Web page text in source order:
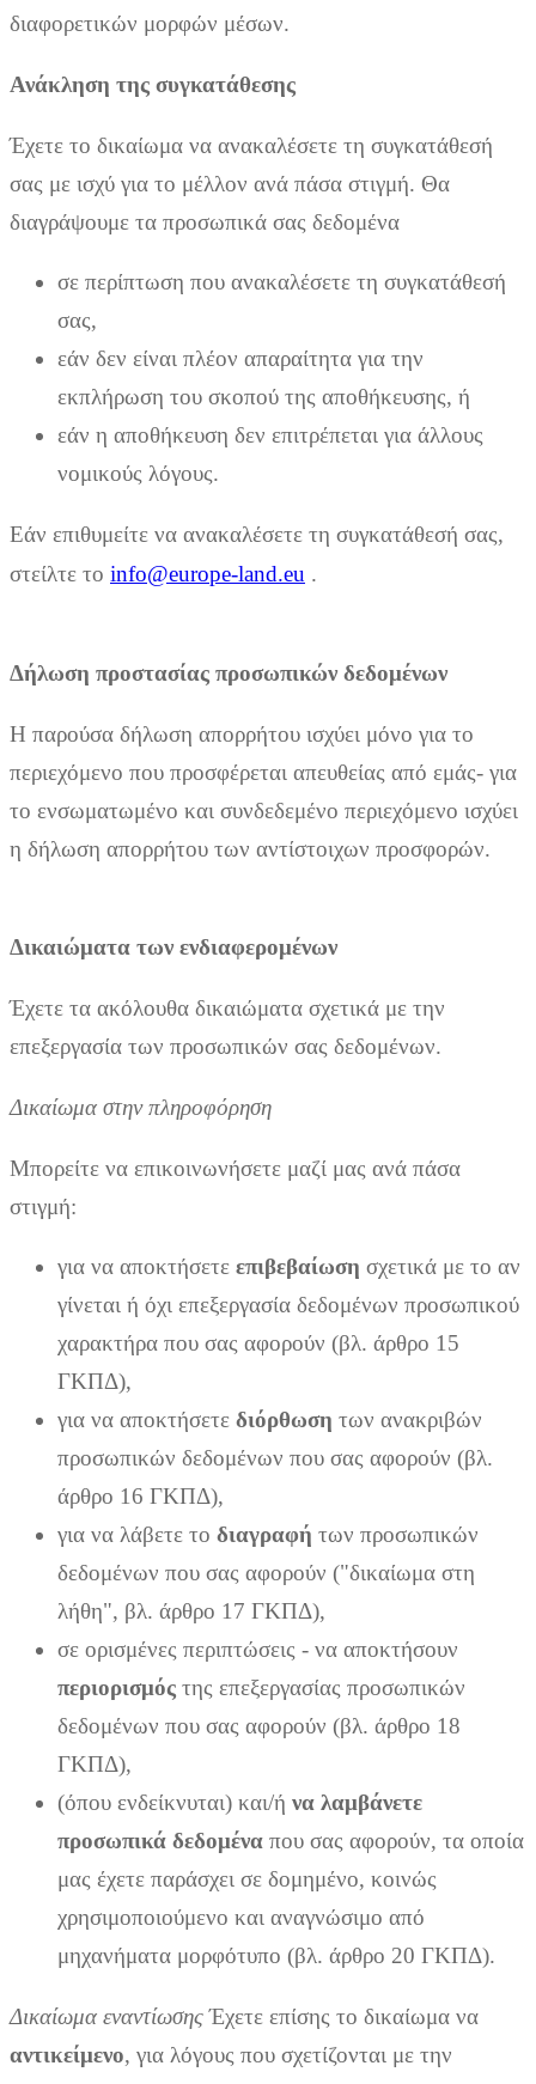
διαφορετικών μορφών μέσων.
Ανάκληση της συγκατάθεσης
Έχετε το δικαίωμα να ανακαλέσετε τη συγκατάθεσή
σας με ισχύ για το μέλλον ανά πάσα στιγμή. Θα
διαγράψουμε τα προσωπικά σας δεδομένα
σε περίπτωση που ανακαλέσετε τη συγκατάθεσή
σας,
εάν δεν είναι πλέον απαραίτητα για την
εκπλήρωση του σκοπού της αποθήκευσης, ή
εάν η αποθήκευση δεν επιτρέπεται για άλλους
νομικούς λόγους.
Εάν επιθυμείτε να ανακαλέσετε τη συγκατάθεσή σας,
στείλτε το info@europe-land.eu .
Δήλωση προστασίας προσωπικών δεδομένων
Η παρούσα δήλωση απορρήτου ισχύει μόνο για το
περιεχόμενο που προσφέρεται απευθείας από εμάς- για
το ενσωματωμένο και συνδεδεμένο περιεχόμενο ισχύει
η δήλωση απορρήτου των αντίστοιχων προσφορών.
Δικαιώματα των ενδιαφερομένων
Έχετε τα ακόλουθα δικαιώματα σχετικά με την
επεξεργασία των προσωπικών σας δεδομένων.
Δικαίωμα στην πληροφόρηση
Μπορείτε να επικοινωνήσετε μαζί μας ανά πάσα
στιγμή:
για να αποκτήσετε επιβεβαίωση σχετικά με το αν
γίνεται ή όχι επεξεργασία δεδομένων προσωπικού
χαρακτήρα που σας αφορούν (βλ. άρθρο 15
ΓΚΠΔ),
για να αποκτήσετε διόρθωση των ανακριβών
προσωπικών δεδομένων που σας αφορούν (βλ.
άρθρο 16 ΓΚΠΔ),
για να λάβετε το διαγραφή των προσωπικών
δεδομένων που σας αφορούν ("δικαίωμα στη
λήθη", βλ. άρθρο 17 ΓΚΠΔ),
σε ορισμένες περιπτώσεις - να αποκτήσουν
περιορισμός της επεξεργασίας προσωπικών
δεδομένων που σας αφορούν (βλ. άρθρο 18
ΓΚΠΔ),
(όπου ενδείκνυται) και/ή να λαμβάνετε
προσωπικά δεδομένα που σας αφορούν, τα οποία
μας έχετε παράσχει σε δομημένο, κοινώς
χρησιμοποιούμενο και αναγνώσιμο από
μηχανήματα μορφότυπο (βλ. άρθρο 20 ΓΚΠΔ).
Δικαίωμα εναντίωσηςΈχετε επίσης το δικαίωμα να
αντικείμενο, για λόγους που σχετίζονται με την